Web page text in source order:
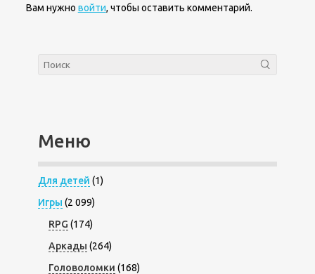
Вам нужно войти, чтобы оставить комментарий.
Меню
Для детей (1)
Игры (2 099)
RPG (174)
Аркады (264)
Головоломки (168)